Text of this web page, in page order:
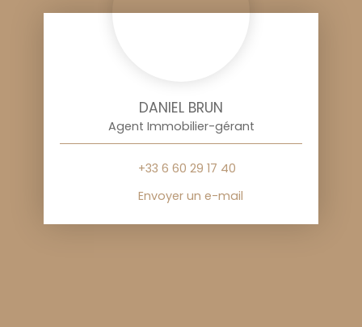
DANIEL BRUN
Agent Immobilier-gérant
+33 6 60 29 17 40
Envoyer un e-mail